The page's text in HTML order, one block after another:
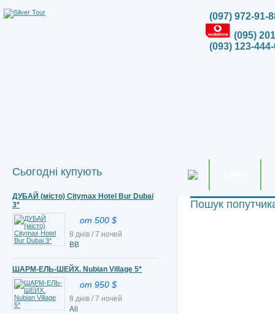
(097) 972-91-
(095)
(093) 123-
Пошук
Сьогодні купують
ДУБАЙ (місто) Citymax Hotel Bur Dubai
3*
от 500 $
8 днів / 7 ночей
BB
ШАРМ-ЕЛЬ-ШЕЙХ. Nubian Village 5*
от 950 $
8 днів / 7 ночей
All